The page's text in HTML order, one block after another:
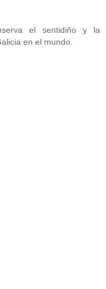
el sentidiño y la
en el mundo.